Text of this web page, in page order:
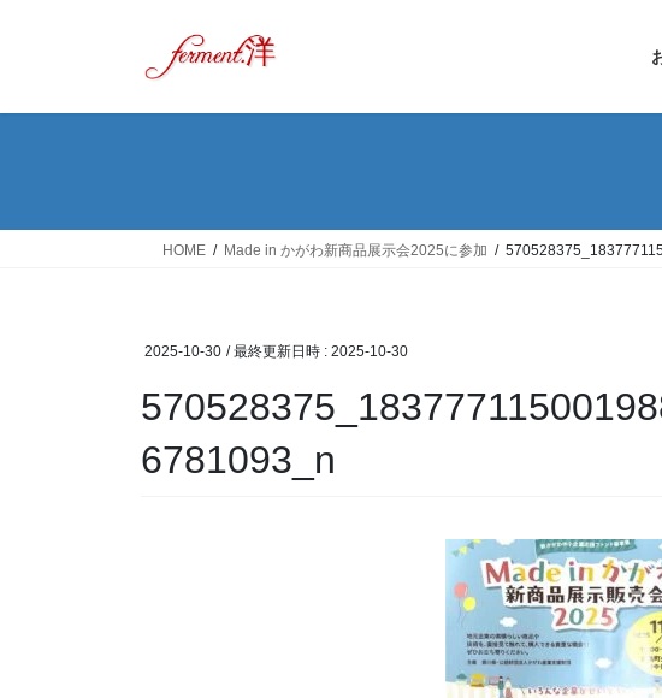
HOME Made in かがわ新商品展示会2025に参加
2025-10-30 / 最終更新日時 : 2025-10-30
6781093_n